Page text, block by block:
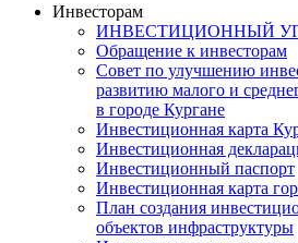
Инвесторам
ИНВЕСТИЦИОННЫЙ
Обращение к инвесторам
Совет по улучшению
развитию малого и
в городе Кургане
Инвестиционная карта
Инвестиционная
Инвестиционный паспорт
Инвестиционная карта
План создания
объектов инфраструктуры